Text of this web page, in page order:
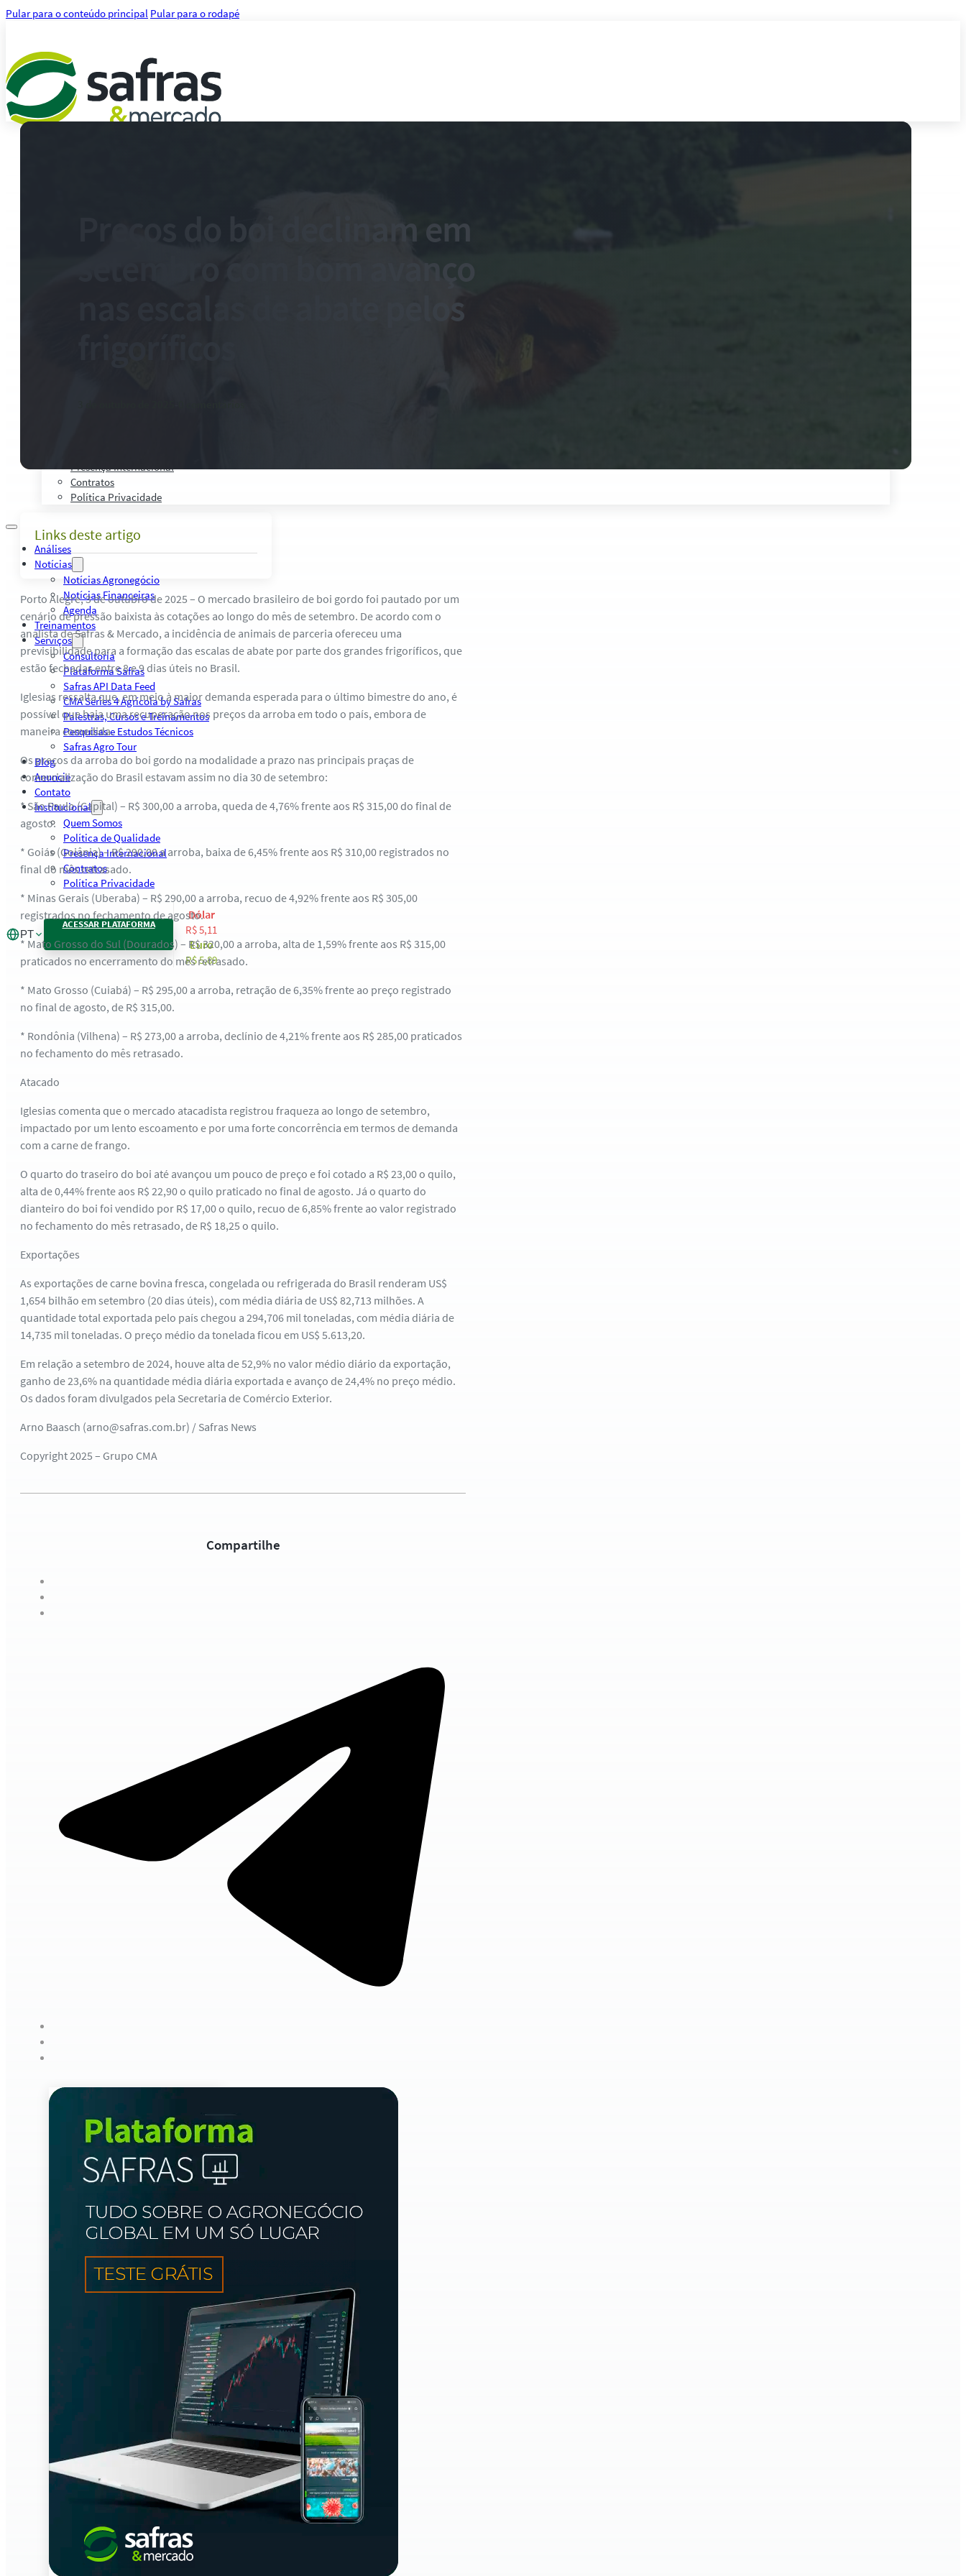
Pular para o conteúdo principal Pular para o rodapé
Presença Internacional
Contratos
Política Privacidade
Análises
Notícias
Notícias Agronegócio
Notícias Financeiras
Agenda
Treinamentos
Serviços
Consultoria
Plataforma Safras
Safras API Data Feed
CMA Series 4 Agrícola by Safras
Palestras, Cursos e Treinamentos
Pesquisas e Estudos Técnicos
Safras Agro Tour
Blog
Anuncie
Contato
Institucional
Quem Somos
Política de Qualidade
Presença Internacional
Contratos
Política Privacidade
PT
ACESSAR PLATAFORMA
Dólar
R$ 5,11
Euro
R$ 5,89
Preços do boi declinam em
setembro com bom avanço
nas escalas de abate pelos
Links deste artigo
Porto Alegre, 3 de outubro de 2025 – O mercado brasileiro de boi gordo foi pautado por um
cenário de pressão baixista às cotações ao longo do mês de setembro. De acordo com o
analista de Safras & Mercado, a incidência de animais de parceria ofereceu uma
previsibilidade para a formação das escalas de abate por parte dos grandes frigoríficos, que
estão fechadas entre 8 e 9 dias úteis no Brasil.
Iglesias ressalta que, em meio à maior demanda esperada para o último bimestre do ano, é
possível que haja uma recuperação nos preços da arroba em todo o país, embora de
maneira comedida.
Os preços da arroba do boi gordo na modalidade a prazo nas principais praças de
comercialização do Brasil estavam assim no dia 30 de setembro:
* São Paulo (Capital) – R$ 300,00 a arroba, queda de 4,76% frente aos R$ 315,00 do final de
agosto.
* Goiás (Goiânia) – R$ 290,00 a arroba, baixa de 6,45% frente aos R$ 310,00 registrados no
final do mês retrasado.
* Minas Gerais (Uberaba) – R$ 290,00 a arroba, recuo de 4,92% frente aos R$ 305,00
registrados no fechamento de agosto.
* Mato Grosso do Sul (Dourados) – R$ 320,00 a arroba, alta de 1,59% frente aos R$ 315,00
praticados no encerramento do mês retrasado.
* Mato Grosso (Cuiabá) – R$ 295,00 a arroba, retração de 6,35% frente ao preço registrado
no final de agosto, de R$ 315,00.
* Rondônia (Vilhena) – R$ 273,00 a arroba, declínio de 4,21% frente aos R$ 285,00 praticados
no fechamento do mês retrasado.
Atacado
Iglesias comenta que o mercado atacadista registrou fraqueza ao longo de setembro,
impactado por um lento escoamento e por uma forte concorrência em termos de demanda
com a carne de frango.
O quarto do traseiro do boi até avançou um pouco de preço e foi cotado a R$ 23,00 o quilo,
alta de 0,44% frente aos R$ 22,90 o quilo praticado no final de agosto. Já o quarto do
dianteiro do boi foi vendido por R$ 17,00 o quilo, recuo de 6,85% frente ao valor registrado
no fechamento do mês retrasado, de R$ 18,25 o quilo.
Exportações
As exportações de carne bovina fresca, congelada ou refrigerada do Brasil renderam US$
1,654 bilhão em setembro (20 dias úteis), com média diária de US$ 82,713 milhões. A
quantidade total exportada pelo país chegou a 294,706 mil toneladas, com média diária de
14,735 mil toneladas. O preço médio da tonelada ficou em US$ 5.613,20.
Em relação a setembro de 2024, houve alta de 52,9% no valor médio diário da exportação,
ganho de 23,6% na quantidade média diária exportada e avanço de 24,4% no preço médio.
Os dados foram divulgados pela Secretaria de Comércio Exterior.
Arno Baasch (arno@safras.com.br) / Safras News
Copyright 2025 – Grupo CMA
Compartilhe